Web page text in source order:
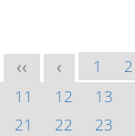
<< < 1 2
11
12 13
21
22 23